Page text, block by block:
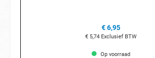
€ 6,95
€ 5,74 Exclusief BTW
Op voorraad